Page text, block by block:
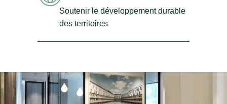
Soutenir le développement durable
des territoires